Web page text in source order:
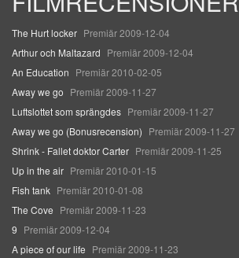
The Hurt locker Premiär 2009-12-04
Arthur och Maltazard Premiär 2009-12-04
An Education Premiär 2010-02-05
Away we go Premiär 2009-11-27
Luftslottet som sprängdes Premiär 2009-11-27
Away we go (Bonusrecension) Premiär 2009-11-27
Shrink - Fallet doktor Carter Premiär 2009-11-25
Up in the air Premiär 2010-01-15
Fish tank Premiär 2010-01-08
The Cove Premiär 2009-11-23
9 Premiär 2009-12-04
A piece of our life Premiär 2009-11-23